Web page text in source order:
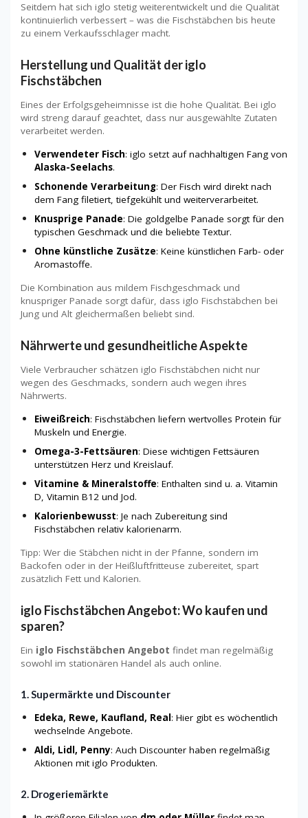
Seitdem hat sich iglo stetig weiterentwickelt und die Qualität
kontinuierlich verbessert – was die Fischstäbchen bis heute
zu einem Verkaufsschlager macht.
Herstellung und Qualität der iglo
Fischstäbchen
Eines der Erfolgsgeheimnisse ist die hohe Qualität. Bei iglo
wird streng darauf geachtet, dass nur ausgewählte Zutaten
verarbeitet werden.
Verwendeter Fisch: iglo setzt auf nachhaltigen Fang von
Alaska-Seelachs.
Schonende Verarbeitung: Der Fisch wird direkt nach
dem Fang filetiert, tiefgekühlt und weiterverarbeitet.
Knusprige Panade: Die goldgelbe Panade sorgt für den
typischen Geschmack und die beliebte Textur.
Ohne künstliche Zusätze: Keine künstlichen Farb- oder
Aromastoffe.
Die Kombination aus mildem Fischgeschmack und
knuspriger Panade sorgt dafür, dass iglo Fischstäbchen bei
Jung und Alt gleichermaßen beliebt sind.
Nährwerte und gesundheitliche Aspekte
Viele Verbraucher schätzen iglo Fischstäbchen nicht nur
wegen des Geschmacks, sondern auch wegen ihres
Nährwerts.
Eiweißreich: Fischstäbchen liefern wertvolles Protein für
Muskeln und Energie.
Omega-3-Fettsäuren: Diese wichtigen Fettsäuren
unterstützen Herz und Kreislauf.
Vitamine & Mineralstoffe: Enthalten sind u. a. Vitamin
D, Vitamin B12 und Jod.
Kalorienbewusst: Je nach Zubereitung sind
Fischstäbchen relativ kalorienarm.
Tipp: Wer die Stäbchen nicht in der Pfanne, sondern im
Backofen oder in der Heißluftfritteuse zubereitet, spart
zusätzlich Fett und Kalorien.
iglo Fischstäbchen Angebot: Wo kaufen und
sparen?
Ein iglo Fischstäbchen Angebot findet man regelmäßig
sowohl im stationären Handel als auch online.
1. Supermärkte und Discounter
Edeka, Rewe, Kaufland, Real: Hier gibt es wöchentlich
wechselnde Angebote.
Aldi, Lidl, Penny: Auch Discounter haben regelmäßig
Aktionen mit iglo Produkten.
2. Drogeriemärkte